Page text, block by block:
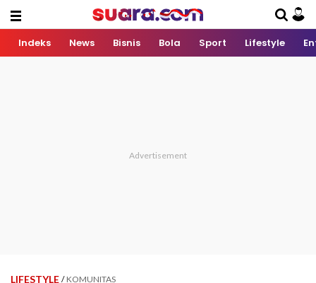
Indeks News Bisnis Bola Sport Lifestyle
LIFESTYLE / KOMUNITAS